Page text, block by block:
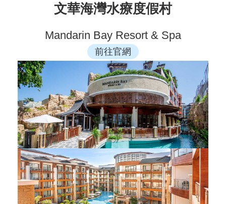
文華海灣水療度假村
Mandarin Bay Resort & Spa
前往官網